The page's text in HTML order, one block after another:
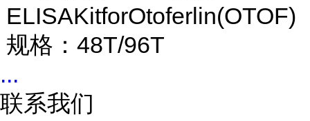
ELISAKitforOtoferlin(OTOF)
规格：48T/96T
...
联系我们